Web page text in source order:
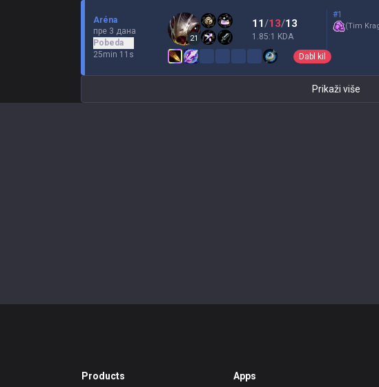
Aréna
пре 3 дана
Pobeda
25min 11s
21
11/13/13
1.85:1 KDA
#1
(Tim
Dabl kil
Prikaži više
Products Apps